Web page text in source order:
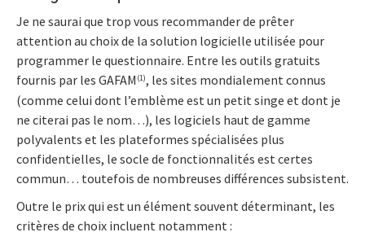
Je ne saurai que trop vous recommander de prêter
attention au choix de la solution logicielle utilisée pour
programmer le questionnaire. Entre les outils gratuits
fournis par les GAFAM (1), les sites mondialement connus
(comme celui dont l’emblème est un petit singe et dont je
ne citerai pas le nom…), les logiciels haut de gamme
polyvalents et les plateformes spécialisées plus
confidentielles, le socle de fonctionnalités est certes
commun… toutefois de nombreuses différences subsistent.
Outre le prix qui est un élément souvent déterminant, les
critères de choix incluent notamment :